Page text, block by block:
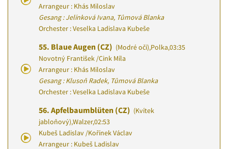
Arrangeur : Khás Miloslav
Gesang : Jelínková Ivana, Tůmová Blanka
Orchester : Veselka Ladislava Kubeše
55. Blaue Augen (CZ) (Modré oči),Polka,03:35
Novotný František /Cink Míla
Arrangeur : Khás Miloslav
Gesang : Klusoň Radek, Tůmová Blanka
Orchester : Veselka Ladislava Kubeše
56. Apfelbaumblüten (CZ) (Kvítek
jabloňový),Walzer,02:53
Kubeš Ladislav /Kořínek Václav
Arrangeur : Kubeš Ladislav